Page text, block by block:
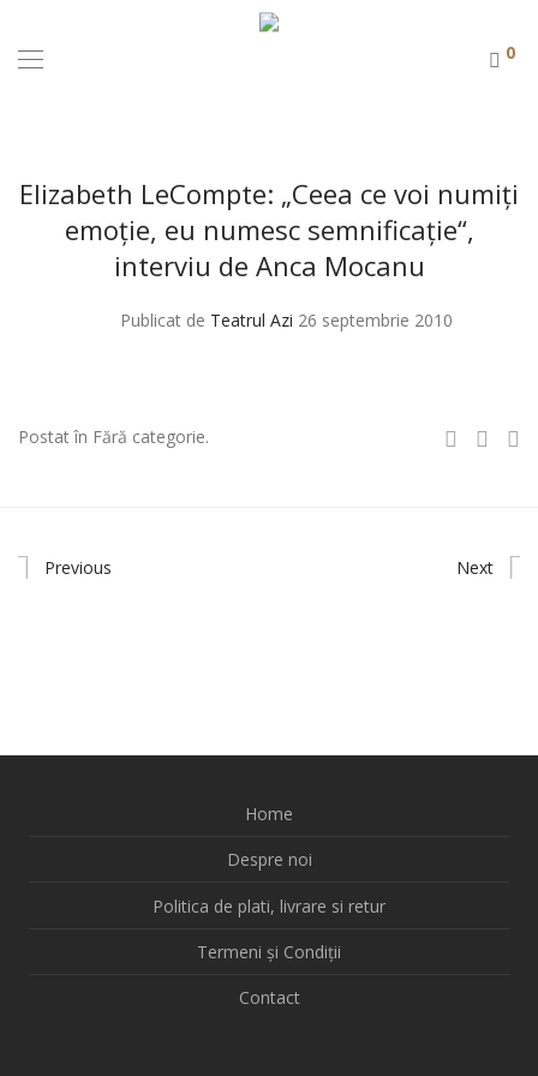
0
Elizabeth LeCompte: „Ceea ce voi numiţi
emoţie, eu numesc semnificaţie“,
interviu de Anca Mocanu
Publicat de Teatrul Azi 26 septembrie 2010
Postat în Fără categorie.
Previous Next
Home
Despre noi
Politica de plati, livrare si retur
Termeni și Condiții
Contact